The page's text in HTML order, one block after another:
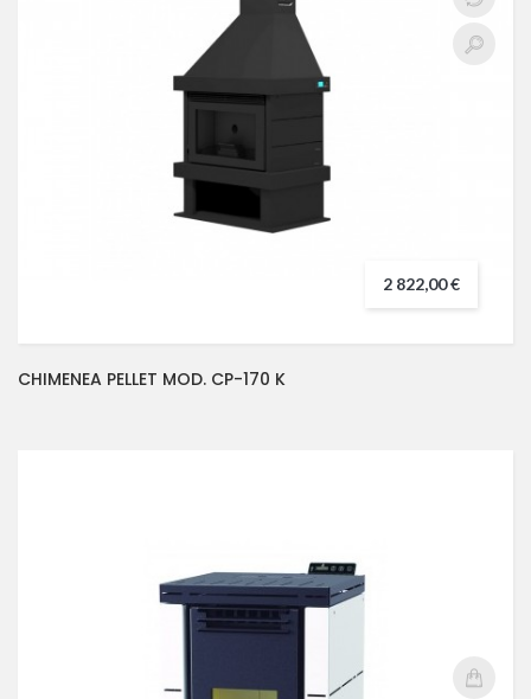
2 822,00 €
CHIMENEA PELLET MOD. CP-170 K